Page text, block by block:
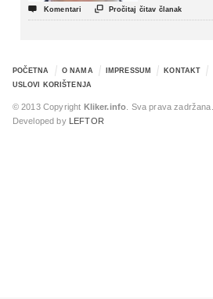
 Komentari  Pročitaj čitav članak
POČETNA O NAMA IMPRESSUM KONTAKT
USLOVI KORIŠTENJA
© 2013 Copyright Kliker.info . Sva prava zadržana.
Developed by
LEFTOR